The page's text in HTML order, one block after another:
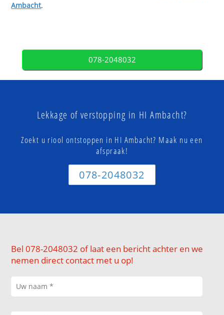
Ambacht.
078-2048032
Lekkage of verstopping in HI Ambacht?
Zoekt u riool ontstoppen in HI Ambacht? Maak nu een
afspraak!
078-2048032
Bel 078-2048032 of laat een bericht achter en we
nemen direct contact met u op!